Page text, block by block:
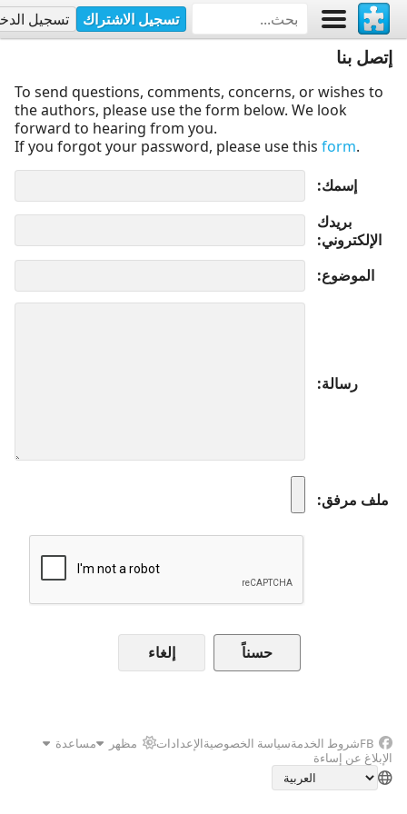
تسجيل الاشتراك تسجيل
إتصل بنا
To send questions, comments, concerns, or wishes to
the authors, please use the form below. We look
forward to hearing from you.
If you forgot your password, please use this form.
إسمك
بريدك
الإلكتروني
الموضوع
رسالة
ملف مرفق
إلغاء
FBشروط الخدمةسياسة الخصوصيةالإعدادات مظهر
مساعدة
الإبلاغ عن إساءة